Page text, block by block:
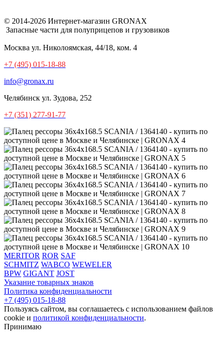
© 2014-2026 Интернет-магазин GRONAX
Запасные части для полуприцепов и грузовиков
Москва ул. Николоямская, 44/18, ком. 4
+7 (495) 015-18-88
info@gronax.ru
Челябинск ул. Зудова, 252
+7 (351) 277-91-77
MERITOR ROR SAF
SCHMITZ WABCO WEWELER
BPW GIGANT JOST
Указание товарных знаков
Политика конфиденциальности
+7 (495) 015-18-88
Пользуясь сайтом, вы соглашаетесь с использованием файлов
cookie и политикой конфиденциальности.
Принимаю